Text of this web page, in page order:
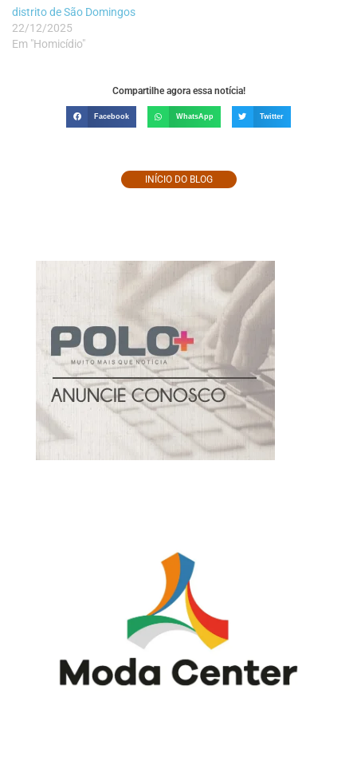
distrito de São Domingos
22/12/2025
Em "Homicídio"
Compartilhe agora essa notícia!
Facebook WhatsApp Twitter
INÍCIO DO BLOG